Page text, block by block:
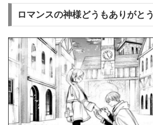
ロマンスの神様どうもありがとう